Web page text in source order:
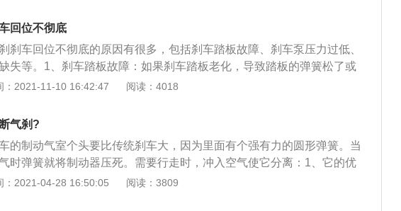
。断气刹的方式大多用在中大型车的手刹系统，这种车的手刹系统平时
力的弹簧处于常刹车状态，车辆要行驶的时候，驾驶员松手刹就是一个充
，必须要达到一定的气压才能顶开弹簧，也就是把手刹松掉，才能行
回位不彻底
刹车回位不彻底的原因有很多，包括刹车踏板故障、刹车泵压力过低、
失等。1、刹车踏板故障：如果刹车踏板老化，导致踏板的弹簧松了或
了，都会出现刹车回位慢、回位不彻底等症状。这种情况要对汽车踏板
低也会导致出现刹车回位不彻底的问题。刹车泵压力过低的原因有很
刹车系统管理堵塞、大力鼓漏气等，这种情况要到维修厂或者4s店请专
行检查和维修。3、刹车油缺失：刹车油缺失是引起刹车回位不彻底的
，这种情况要及时检查刹车油，及时对其进行更换和补充。关于刹车需
事项：1、按时检查刹车片的磨损程度，当刹车片厚度小于6mm时要对
：2021-11-10 16:42:47 阅读：4018
气刹?
的制动气室个头要比传统刹车大，因为里面有个强有力的圆形弹簧。当
时弹簧就将制动器压死。需要行走时，冲入空气使它分离：1、它的优
压缩空气缺少时，将不能行使，更安全；2、可以取消原复杂的手刹车
：2021-04-28 16:50:05 阅读：3809